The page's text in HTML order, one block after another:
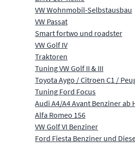
VW Wohnmobil-Selbstausbau
VW Passat
Smart fortwo und roadster
VW Golf IV
Traktoren
Tuning VW Golf II & III
Toyota Aygo / Citroen C1 /
Tuning Ford Focus
Audi A4/A4 Avant Benziner ab
Alfa Romeo 156
VW Golf VI Benziner
Ford Fiesta Benziner und